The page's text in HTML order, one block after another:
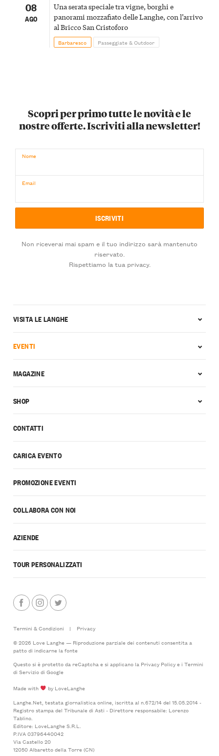
08
AGO
Una serata speciale tra vigne, borghi e
panorami mozzafiato delle Langhe, con l’arrivo
al Bricco San Cristoforo
Barbaresco Passeggiate & Outdoor
Scopri per primo tutte le novità e le
nostre offerte. Iscriviti alla newsletter!
Nome
Email
Non riceverai mai spam e il tuo indirizzo sarà mantenuto
riservato.
Rispettiamo la tua privacy.
CONTATTI
CARICA EVENTO
PROMOZIONE EVENTI
COLLABORA CON NOI
AZIENDE
TOUR PERSONALIZZATI
VISITA LE LANGHE
EVENTI
MAGAZINE
SHOP
Termini & Condizioni |
Privacy
© 2026 Love Langhe — Riproduzione parziale dei contenuti consentita a
patto di indicarne la fonte
Questo si è protetto da reCaptcha e si applicano la Privacy Policye i Termini
di Serviziodi Google
Made with
by LoveLanghe
Langhe.Net, testata giornalistica online, iscritta al n.672/14 del 15.05.2014 -
Registro stampa del Tribunale di Asti - Direttore responsabile: Lorenzo
Tablino.
Editore: LoveLanghe S.R.L.
P.IVA 03796440042
Via Castello 20
12050 Albaretto della Torre (CN)